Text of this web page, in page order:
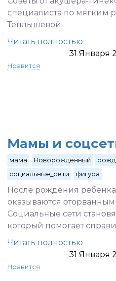
специалиста по мягким
Теплышевой.
Читать полностью
31 Января
Нравится
Мамы и
мама Новорожденный
социальные_сети
фигура
После рождения
оказываются
Социальные сети
который помогает
Читать полностью
31 Января
Нравится